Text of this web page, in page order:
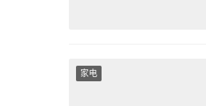
家电